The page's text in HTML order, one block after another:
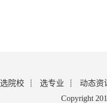
选院校 选专业
动态资
Copyright